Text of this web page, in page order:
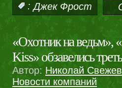
: Джек Фрост
«Охотник на ведьм»,
Kiss» обзавелись
Автор: Николай Свежев
Новости компаний